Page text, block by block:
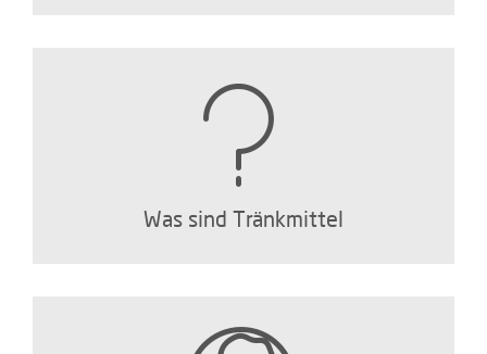
Was sind Tränkmittel